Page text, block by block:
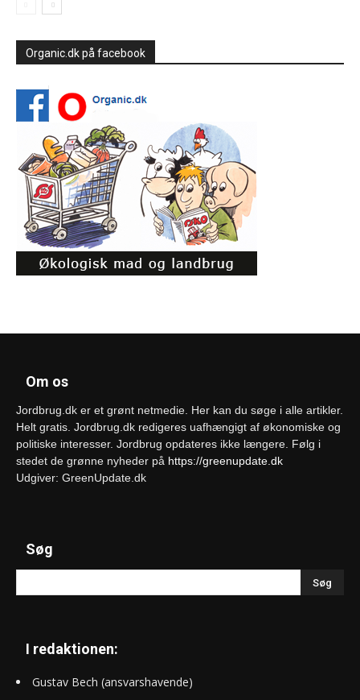
Organic.dk på facebook
Om os
Jordbrug.dk er et grønt netmedie. Her kan du søge i alle artikler.
Helt gratis. Jordbrug.dk redigeres uafhængigt af økonomiske og
politiske interesser. Jordbrug opdateres ikke længere. Følg i
stedet de grønne nyheder på https://greenupdate.dk
Udgiver: GreenUpdate.dk
Søg
I redaktionen:
Gustav Bech (ansvarshavende)